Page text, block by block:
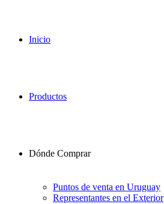
Inicio
Productos
Dónde Comprar
Puntos de venta en Uruguay
Representantes en el Exterior